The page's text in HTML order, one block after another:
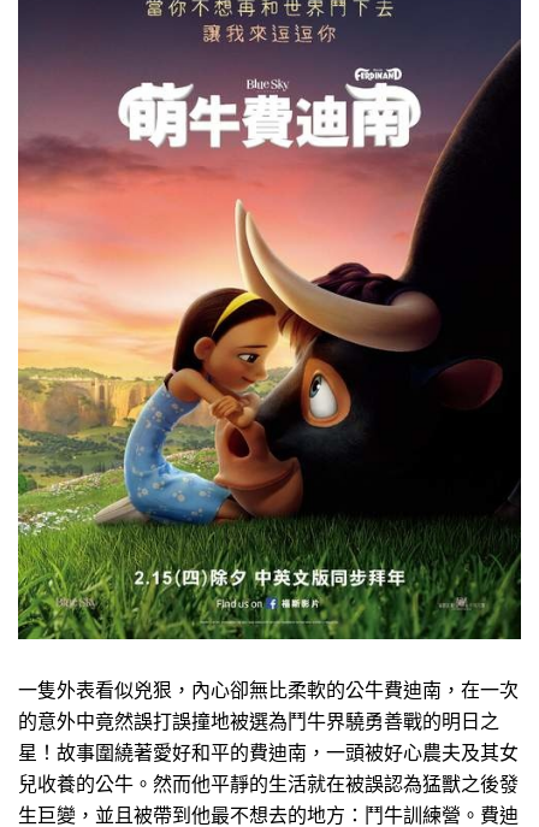
一隻外表看似兇狠，內心卻無比柔軟的公牛費迪南，在一次
的意外中竟然誤打誤撞地被選為鬥牛界驍勇善戰的明日之
星！故事圍繞著愛好和平的費迪南，一頭被好心農夫及其女
兒收養的公牛。然而他平靜的生活就在被誤認為猛獸之後發
生巨變，並且被帶到他最不想去的地方：鬥牛訓練營。費迪